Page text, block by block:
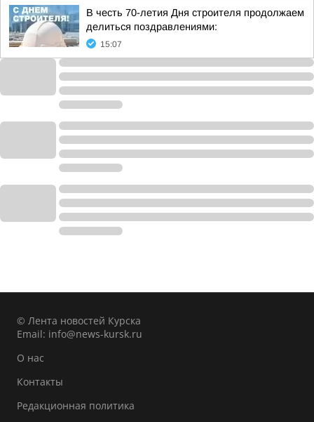
В честь 70-летия Дня строителя продолжаем
делиться поздравлениями:
15:07
© Лента новостей Курска
Email: info@news-kursk.ru
О нас
Контакты
Редакционная политика